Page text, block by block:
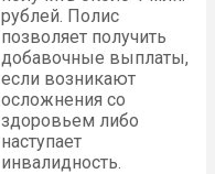
рублей. Полис
позволяет получить
добавочные выплаты,
если возникают
осложнения со
здоровьем либо
наступает
инвалидность.